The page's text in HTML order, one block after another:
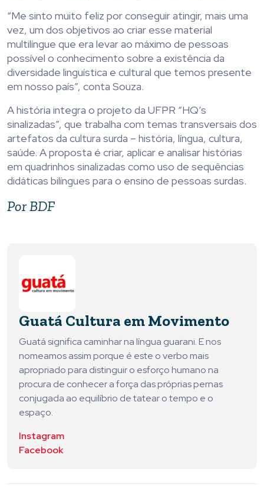
“Me sinto muito feliz por conseguir atingir, mais uma
vez, um dos objetivos ao criar esse material
multilíngue que era levar ao máximo de pessoas
possível o conhecimento sobre a existência da
diversidade linguística e cultural que temos presente
em nosso país”, conta Souza.
A história integra o projeto da UFPR “HQ’s
sinalizadas”, que trabalha com temas transversais dos
artefatos da cultura surda – história, língua, cultura,
saúde. A proposta é criar, aplicar e analisar histórias
em quadrinhos sinalizadas como uso de sequências
didáticas bilíngues para o ensino de pessoas surdas.
Por BDF
Guatá Cultura em Movimento
Guatá significa caminhar na língua guarani. E nos
nomeamos assim porque é este o verbo mais
apropriado para distinguir o esforço humano na
procura de conhecer a força das próprias pernas
conjugada ao equilíbrio de tatear o tempo e o
espaço.
Instagram
Facebook